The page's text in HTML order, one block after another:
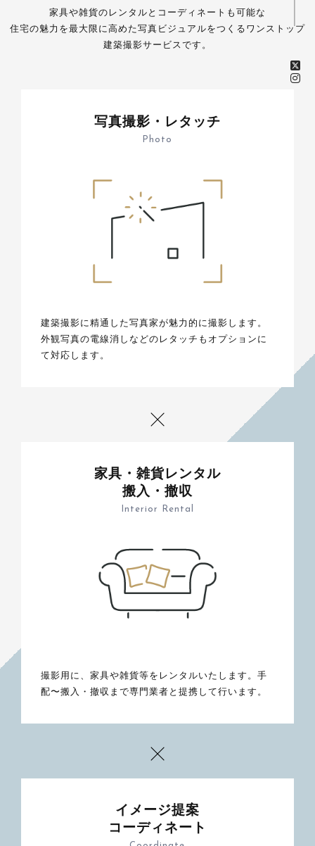
家具や雑貨のレンタルとコーディネートも可能な
住宅の魅力を最大限に高めた写真ビジュアルをつくるワンストップ
建築撮影サービスです。
写真撮影・レタッチ
Photo
建築撮影に精通した写真家が魅力的に撮影します。
外観写真の電線消しなどのレタッチもオプションに
て対応します。
家具・雑貨レンタル
搬入・撤収
Interior Rental
撮影用に、家具や雑貨等をレンタルいたします。手
配〜搬入・撤収まで専門業者と提携して行います。
イメージ提案
コーディネート